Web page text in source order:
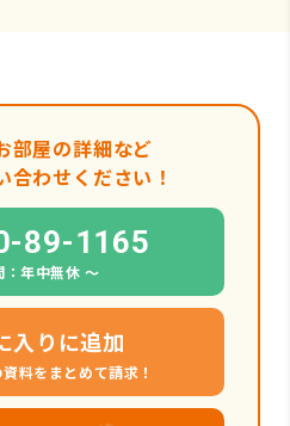
部屋の詳細など
合わせください！
89-1165
：年中無休 〜
入りに追加
料をまとめて請求！